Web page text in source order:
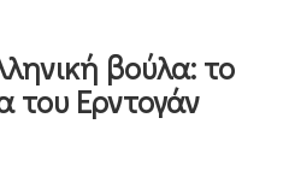
βούλα: το
του Ερντογάν